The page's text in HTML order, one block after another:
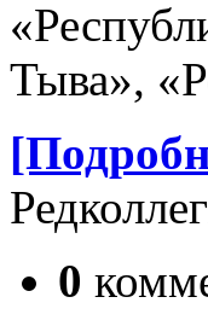
Тыва»,
0